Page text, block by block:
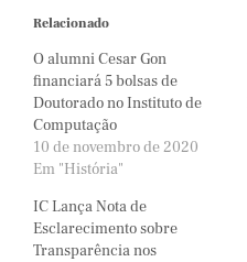
Relacionado
O alumni Cesar Gon
financiará 5 bolsas de
Doutorado no Instituto de
Computação
10 de novembro de 2020
Em "História"
IC Lança Nota de
Esclarecimento sobre
Transparência nos